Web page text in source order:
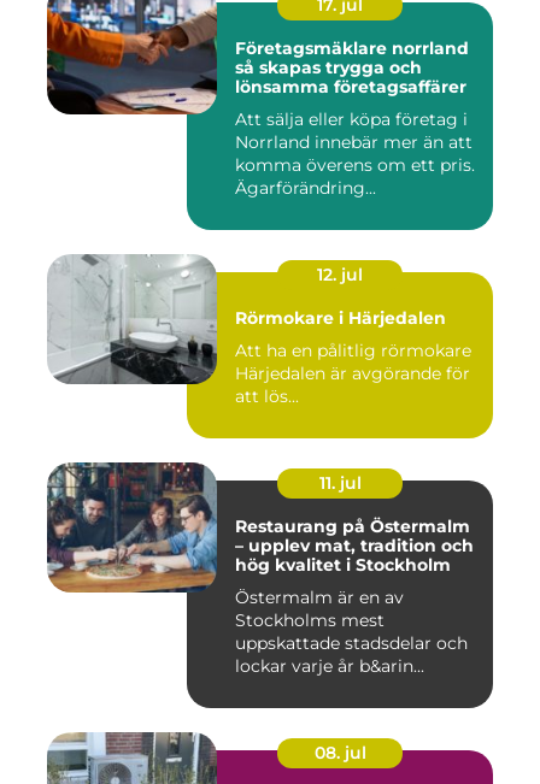
17. jul
Företagsmäklare norrland
så skapas trygga och
lönsamma företagsaffärer
Att sälja eller köpa företag i
Norrland innebär mer än att
komma överens om ett pris.
Ägarförändring...
12. jul
Rörmokare i Härjedalen
Att ha en pålitlig rörmokare
Härjedalen är avgörande för
att lös...
11. jul
Restaurang på Östermalm
– upplev mat, tradition och
hög kvalitet i Stockholm
Östermalm är en av
Stockholms mest
uppskattade stadsdelar och
lockar varje år b&arin...
08. jul